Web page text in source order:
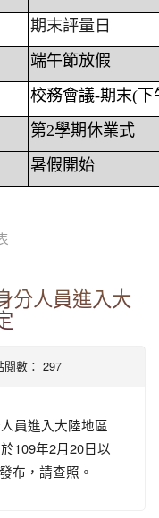
期末評量日
端午節放假
校務會議-期末(下
第2學期休業式
暑假開始
分人員進入大
閱數： 297
員進入大陸地區
109年2月20日以
布，請查照。